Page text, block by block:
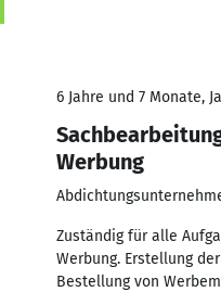
6 Jahre und 7 Monate,
Werbung
Zuständig für alle
Werbung. Erstellung
Bestellung von